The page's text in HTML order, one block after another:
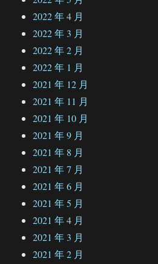
2022 年 4 月
2022 年 3 月
2022 年 2 月
2022 年 1 月
2021 年 12 月
2021 年 11 月
2021 年 10 月
2021 年 9 月
2021 年 8 月
2021 年 7 月
2021 年 6 月
2021 年 5 月
2021 年 4 月
2021 年 3 月
2021 年 2 月